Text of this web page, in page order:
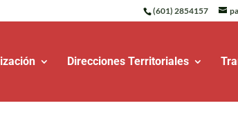
(601) 2854157
Direcciones Territoriales